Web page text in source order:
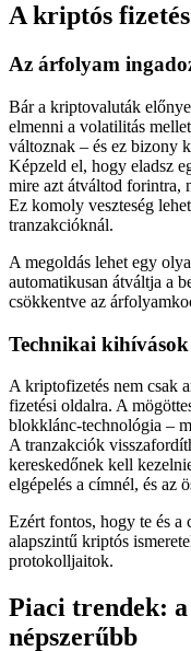
A kriptós
Az árfolyam
Bár a kriptovaluták
elmenni a volatilitás
változnak – és ez bizony
Képzeld el, hogy eladsz
mire azt átváltod forintra,
Ez komoly veszteség
tranzakcióknál.
A megoldás lehet egy
automatikusan átváltja a
csökkentve az
Technikai
A kriptofizetés nem csak
fizetési oldalra. A
blokklánc-technológia –
A tranzakciók
kereskedőnek kell
elgépelés a címnél, és az
Ezért fontos, hogy te és a
alapszintű kriptós
protokolljaitok.
Piaci trendek:
népszerűbb